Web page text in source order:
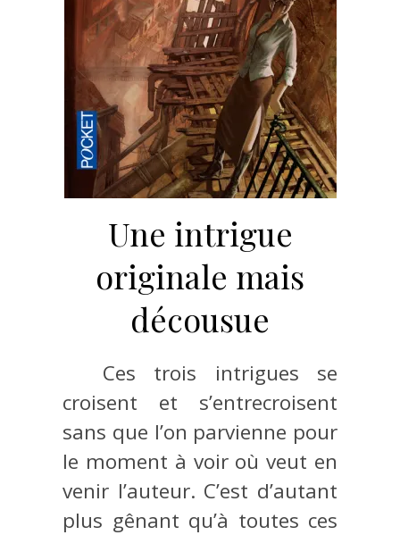
Une intrigue
originale mais
décousue
Ces trois intrigues se
croisent et s’entrecroisent
sans que l’on parvienne pour
le moment à voir où veut en
venir l’auteur. C’est d’autant
plus gênant qu’à toutes ces